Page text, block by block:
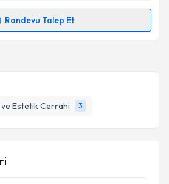
Estetik Cerrahi
3
ve kişisel verilerimin belirtilen
kabul ediyorum.
Randevu Talep Et
Talebi
e-posta ile